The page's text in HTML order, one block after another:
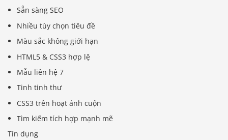
Sẵn sàng SEO
Nhiều tùy chọn tiêu đề
Màu sắc không giới hạn
HTML5 & CSS3 hợp lệ
Mẫu liên hệ 7
Tinh tinh thư
CSS3 trên hoạt ảnh cuộn
Tìm kiếm tích hợp mạnh mẽ
Tín dụng